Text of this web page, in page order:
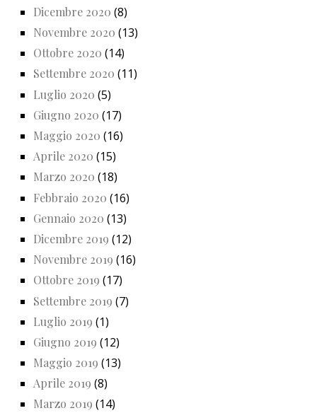
Dicembre 2020 (8)
Novembre 2020 (13)
Ottobre 2020 (14)
Settembre 2020 (11)
Luglio 2020 (5)
Giugno 2020 (17)
Maggio 2020 (16)
Aprile 2020 (15)
Marzo 2020 (18)
Febbraio 2020 (16)
Gennaio 2020 (13)
Dicembre 2019 (12)
Novembre 2019 (16)
Ottobre 2019 (17)
Settembre 2019 (7)
Luglio 2019 (1)
Giugno 2019 (12)
Maggio 2019 (13)
Aprile 2019 (8)
Marzo 2019 (14)